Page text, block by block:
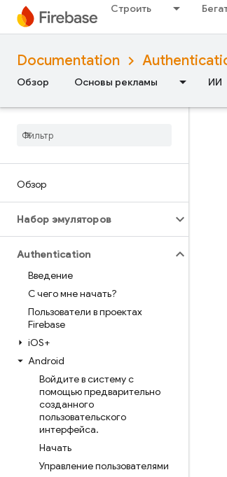
Строить
Documentation
Обзор Основы рекламы ИИ
Обзор
Набор эмуляторов
Authentication
Введение
С чего мне начать?
Пользователи в проектах
Firebase
iOS+
Android
Войдите в систему с
помощью предварительно
созданного
пользовательского
интерфейса.
Начать
Управление пользователями